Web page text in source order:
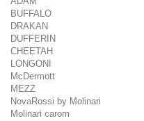
BUFFALO
DRAKAN
DUFFERIN
CHEETAH
LONGONI
McDermott
MEZZ
NovaRossi by Molinari
Molinari carom